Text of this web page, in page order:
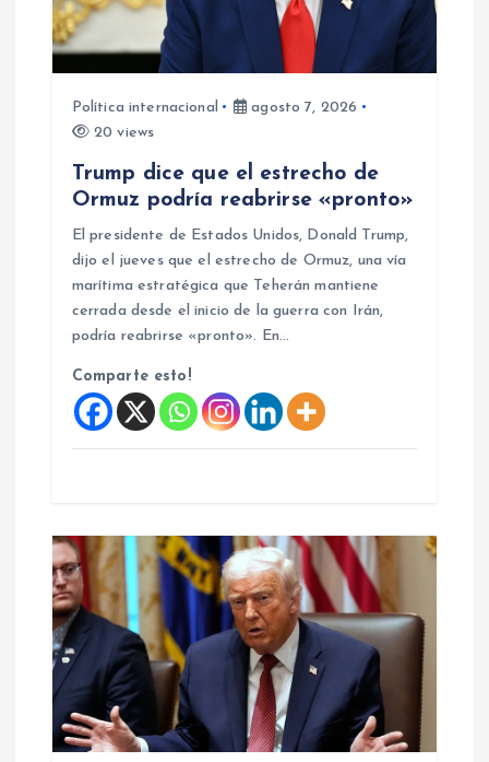
e
n
Política internacional
agosto 7, 2026
20 views
Trump dice que el estrecho de
Ormuz podría reabrirse «pronto»
El presidente de Estados Unidos, Donald Trump,
dijo el jueves que el estrecho de Ormuz, una vía
marítima estratégica que Teherán mantiene
cerrada desde el inicio de la guerra con Irán,
podría reabrirse «pronto». En…
Comparte esto!